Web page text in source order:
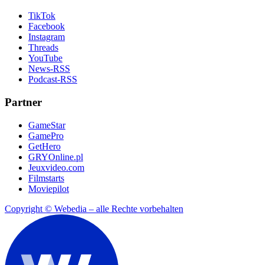
TikTok
Facebook
Instagram
Threads
YouTube
News-RSS
Podcast-RSS
Partner
GameStar
GamePro
GetHero
GRYOnline.pl
Jeuxvideo.com
Filmstarts
Moviepilot
Copyright © Webedia – alle Rechte vorbehalten